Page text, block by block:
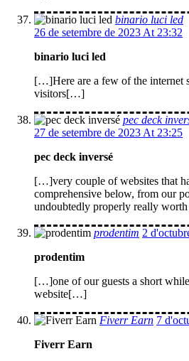
binario luci led
26 de setembre de 2023 At 23:32
binario luci led
[…]Here are a few of the internet
visitors[…]
pec deck
27 de setembre de 2023 At 23:25
pec deck inversé
[…]very couple of websites that
comprehensive below, from our
undoubtedly properly really
prodentim 2
prodentim
[…]one of our guests a short
website[…]
Fiverr Earn 7
Fiverr Earn